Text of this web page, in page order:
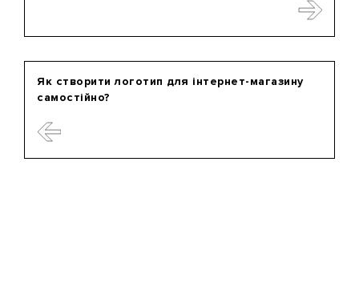
Як створити логотип для інтернет-магазину
самостійно?